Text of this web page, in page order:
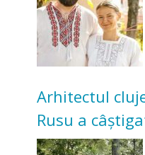
Arhitectul
Rusu a
transformarea